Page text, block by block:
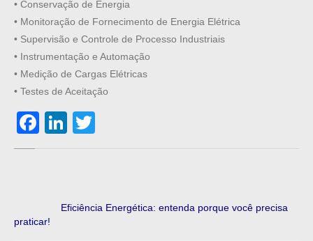
• Conservação de Energia
• Monitoração de Fornecimento de Energia Elétrica
• Supervisão e Controle de Processo Industriais
• Instrumentação e Automação
• Medição de Cargas Elétricas
• Testes de Aceitação
Facebook
LinkedIn
Eficiência Energética: entenda porque você precisa
praticar!